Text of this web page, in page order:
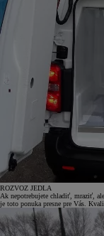
ROZVOZ JEDLA
Ak nepotrebujete chladiť, mraziť,
je toto ponuka presne pre Vás.